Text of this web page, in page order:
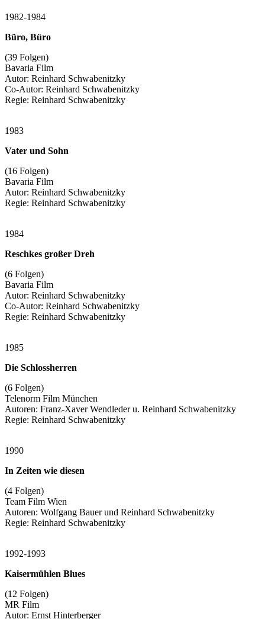
1982-1984
Büro, Büro
(39 Folgen)
Bavaria Film
Autor: Reinhard Schwabenitzky
Co-Autor: Reinhard Schwabenitzky
Regie: Reinhard Schwabenitzky
1983
Vater und Sohn
(16 Folgen)
Bavaria Film
Autor: Reinhard Schwabenitzky
Regie: Reinhard Schwabenitzky
1984
Reschkes großer Dreh
(6 Folgen)
Bavaria Film
Autor: Reinhard Schwabenitzky
Co-Autor: Reinhard Schwabenitzky
Regie: Reinhard Schwabenitzky
1985
Die Schlossherren
(6 Folgen)
Telenorm Film München
Autoren: Franz-Xaver Wendleder u. Reinhard Schwabenitzky
Regie: Reinhard Schwabenitzky
1990
In Zeiten wie diesen
(4 Folgen)
Team Film Wien
Autoren: Wolfgang Bauer und Reinhard Schwabenitzky
Regie: Reinhard Schwabenitzky
1992-1993
Kaisermühlen Blues
(12 Folgen)
MR Film
Autor: Ernst Hinterberger